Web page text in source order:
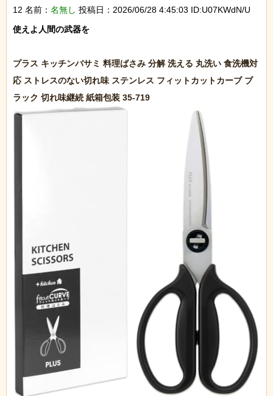
12 名前： 名無し 投稿日：2026/06/28 4:45:03 ID:U07KWdN/U
使えよ人間の武器を
プラス キッチンバサミ 料理ばさみ 分解 洗える 丸洗い 食洗機対
応 ストレスのない切れ味 ステンレス フィットカットカーブ ブ